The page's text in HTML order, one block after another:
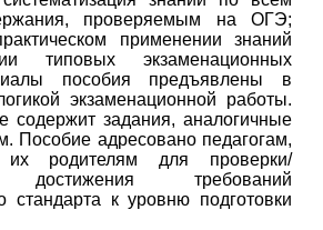
проверяемым на ОГЭ;
применении знаний
типовых экзаменационных
пособия предъявлены в
экзаменационной работы.
содержит задания, аналогичные
Пособие адресовано педагогам,
родителям для проверки/
достижения требований
стандарта к уровню подготовки